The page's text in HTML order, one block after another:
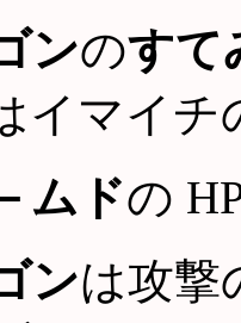
ンのすて
イマイチ
ムドの
ンは攻撃